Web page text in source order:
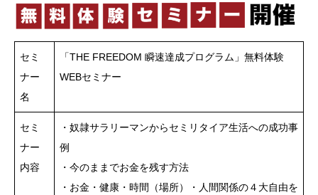
セミ
ナー
名
「THE FREEDOM 瞬速達成プログラム」無料体験
WEBセミナー
セミ
ナー
内容
・奴隷サラリーマンからセミリタイア生活への成功事
例
・今のままでお金を残す方法
・お金・健康・時間（場所）・人間関係の４大自由を